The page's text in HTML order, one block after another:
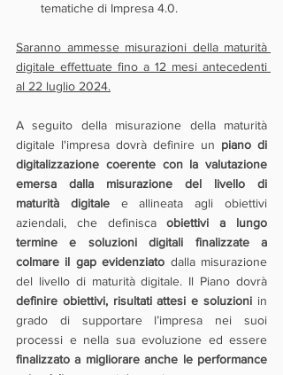
tematiche di Impresa 4.0.
Saranno ammesse misurazioni della maturità
digitale effettuate fino a 12 mesi antecedenti
al 22 luglio 2024.
A seguito della misurazione della maturità
digitale l'impresa dovrà definire un piano di
digitalizzazione coerente con la valutazione
emersa dalla misurazione del livello di
maturità digitale e allineata agli obiettivi
aziendali, che definisca obiettivi a lungo
termine e soluzioni digitali finalizzate a
colmare il gap evidenziato dalla misurazione
definire obiettivi, risultati attesi e soluzioni in
grado di supportare l’impresa nei suoi
finalizzato a migliorare anche le performance